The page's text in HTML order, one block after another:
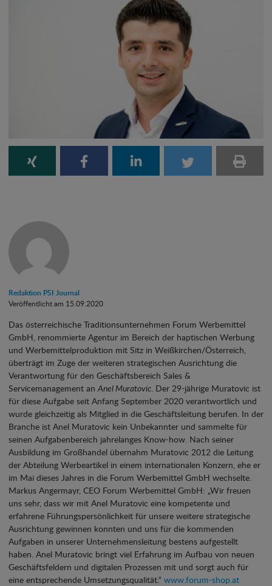
Redaktion PSI Journal
Veröffentlicht am 15.09.2020
Das österreichische Traditionsunternehmen Forum Werbemittel
GmbH, renommierte Agentur im Bereich der haptischen Werbung
und Werbemittelproduktion mit Sitz in Weißkirchen/Österreich,
überträgt im Zuge der weiteren strategischen Ausrichtung die
Verantwortung für den Geschäftsbereich Sales &
Servicemanagement an Anel Muratovic . Der 29-jährige Muratovic ist
für diese Aufgabe seit Anfang September 2020 verantwortlich und
wurde gleichzeitig als Mitglied in die Geschäftsleitung berufen. In der
Branche ist Anel Muratovic kein Unbekannter und sammelte für
seinen Aufgabenbereich jahrelanges Know-how. Nach seiner
Ausbildung im Großhandel übernahm Muratovic 2012 die Leitung
der Abteilung Werbeartikel in einem internationalen Konzern, ehe er
im Mai dieses Jahres in die Forum Werbemittel GmbH wechselte.
Markus Angermayr, CEO Forum Werbemittel GmbH: „Wir freuen
uns sehr, dass wir mit Anel Muratovic eine kompetente und
erfahrene Führungspersönlichkeit für unsere weitere strategische
Ausrichtung gewinnen konnten und uns für die kommenden
Aufgaben in unserer Unternehmensleitung bestens aufgestellt
haben. Anel Muratovic bringt viel Erfahrung im Aufbau von neuen
Geschäftsfeldern und digitalen Prozessen mit und sorgt auch für
eine entsprechende Umsetzungsqualität.“ www.forum-shop.at